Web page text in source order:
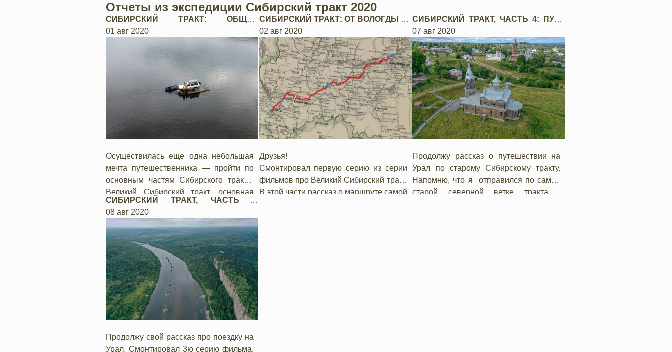
Отчеты из экспедиции Сибирский тракт 2020
СИБИРСКИЙ ТРАКТ: ОБЩАЯ
ИНФОРМАЦИЯ
01 авг 2020
Осуществилась еще одна небольшая
мечта путешественника — пройти по
основным частям Сибирского тракта.
Великий Сибирский тракт, основная
транспортная артерия соединяющая
Московию и Сибирь. Это даже не
дорога, это направление. В разные
века это дорога проходила разными
маршрутами.
СИБИРСКИЙ ТРАКТ: ОТ ВОЛОГДЫ ДО
УСТЮГА.
02 авг 2020
Друзья!
Смонтировал первую серию из серии
фильмов про Великий Сибирский тракт.
В этой части рассказ о маршруте самой
СИБИРСКИЙ ТРАКТ, ЧАСТЬ 4: ПУТИ
ЧЕРЕЗ УРАЛ
07 авг 2020
Продолжу рассказ о путешествии на
Урал по старому Сибирскому тракту.
Напомню, что я отправился по самой
старой северной ветке тракта ,
СИБИРСКИЙ ТРАКТ, ЧАСТЬ 3:
КРАСОТЫ УРАЛА
08 авг 2020
Продолжу свой рассказ про поездку на
Урал. Смонтировал 3ю серию фильма.